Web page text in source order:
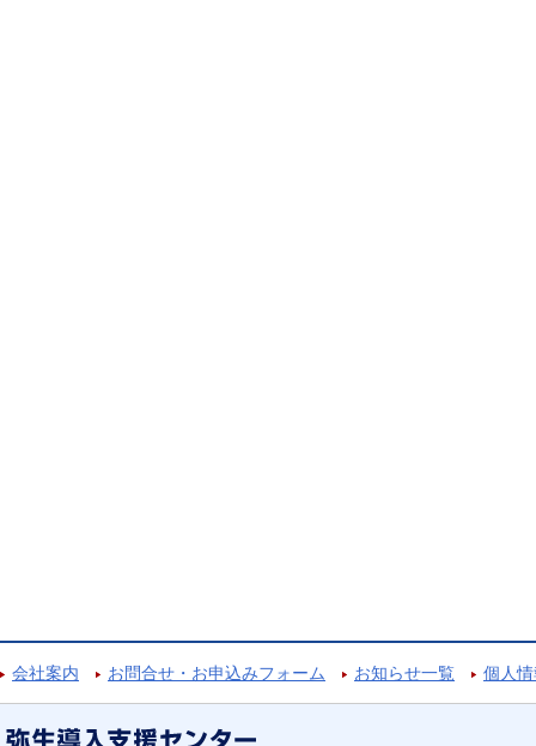
会社案内 お問合せ・お申込みフォーム お知らせ一覧 個人